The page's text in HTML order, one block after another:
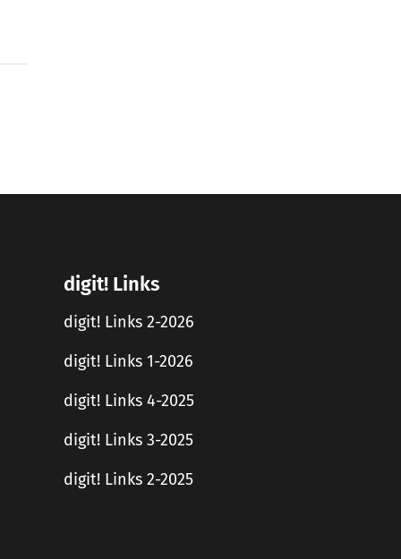
digit! Links
digit! Links 2-2026
digit! Links 1-2026
digit! Links 4-2025
digit! Links 3-2025
digit! Links 2-2025